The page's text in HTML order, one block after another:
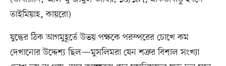
তাইমিয়াহ, কায়রো)
যুদ্ধের ঠিক আগমুহূর্তে উভয় পক্ষকে পরস্পরের চোখে কম
দেখানোর উদ্দেশ্য ছিল—মুসলিমরা যেন শত্রুর বিশাল সংখ্যা